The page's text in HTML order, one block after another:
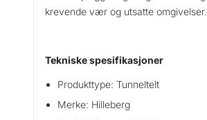
krevende vær og utsatte omgivelser.
Tekniske spesifikasjoner
Produkttype: Tunneltelt
Merke: Hilleberg